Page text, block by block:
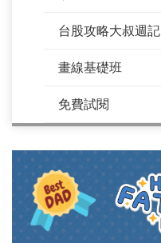
台股攻略大叔週記
畫線基礎班
免費試閱